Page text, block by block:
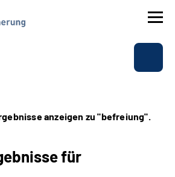
anzeigen zu "befreiung".
für